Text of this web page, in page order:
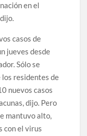
en el
casos de
jueves desde
Sólo se
residentes de
nuevos casos
dijo. Pero
mantuvo alto,
con el virus